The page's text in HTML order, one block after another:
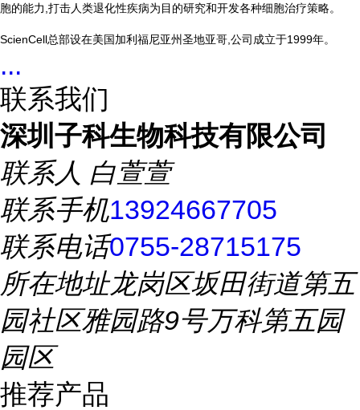
胞的能力,打击人类退化性疾病为目的研究和开发各种细胞治疗策略。
ScienCell总部设在美国加利福尼亚州圣地亚哥,公司成立于1999年。
...
联系我们
深圳子科生物科技有限公司
联系人 白萱萱
联系手机13924667705
联系电话0755-28715175
所在地址龙岗区坂田街道第五
园社区雅园路9号万科第五园
园区
推荐产品